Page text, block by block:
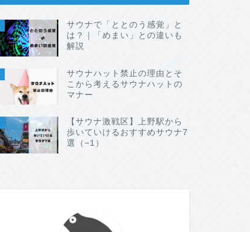
サウナで「ととのう感覚」と
は？｜「めまい」との違いも
解説
サウナハット禁止の理由とそ
こから考えるサウナハットの
マナー
【サウナ激戦区】上野駅から
歩いていけるおすすめサウナ7
選（−1）